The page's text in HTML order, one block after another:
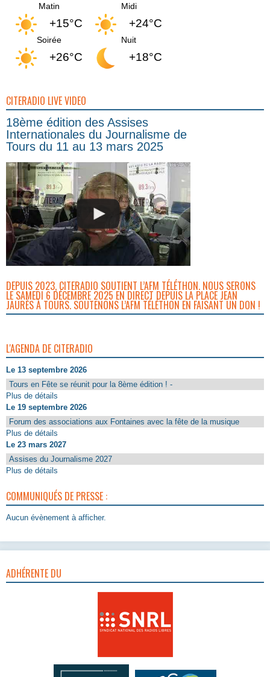
Matin
+15°C
Midi
+24°C
Soirée
+26°C
Nuit
+18°C
CITERADIO LIVE VIDEO
18ème édition des Assises
Internationales du Journalisme de
Tours du 11 au 13 mars 2025
DEPUIS 2023, CITERADIO SOUTIENT L’AFM TÉLÉTHON. NOUS SERONS
LE SAMEDI 6 DÉCEMBRE 2025 EN DIRECT DEPUIS LA PLACE JEAN
JAURÈS À TOURS. SOUTENONS L’AFM TÉLÉTHON EN FAISANT UN DON !
L'AGENDA DE CITERADIO
Le 13 septembre 2026
Tours en Fête se réunit pour la 8ème édition ! -
Plus de détails
Le 19 septembre 2026
Forum des associations aux Fontaines avec la fête de la musique
Plus de détails
Le 23 mars 2027
Assises du Journalisme 2027
Plus de détails
COMMUNIQUÉS DE PRESSE :
Aucun évènement à afficher.
ADHÉRENTE DU